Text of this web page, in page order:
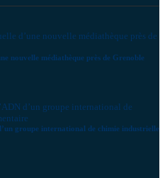
nouvelle médiathèque près de Grenoble
groupe international de chimie industrielle